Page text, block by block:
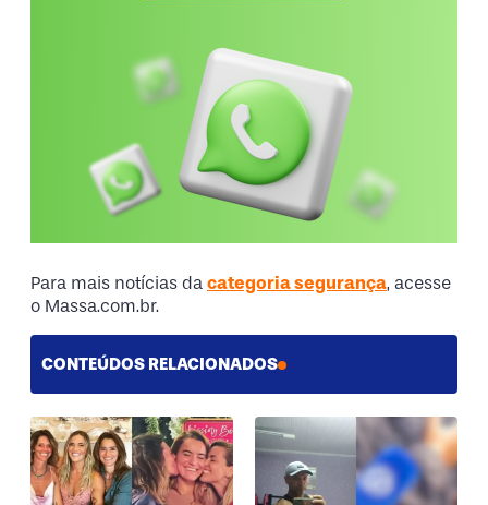
Para mais notícias da categoria segurança, acesse
o Massa.com.br.
CONTEÚDOS RELACIONADOS